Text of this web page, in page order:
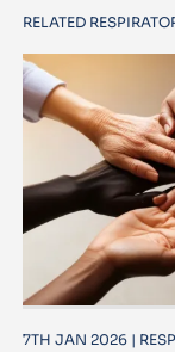
RELATED
7TH JAN 2026 |